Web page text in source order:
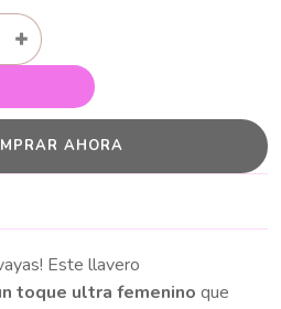
+
AHORA
Este llavero
toque ultra femenino que